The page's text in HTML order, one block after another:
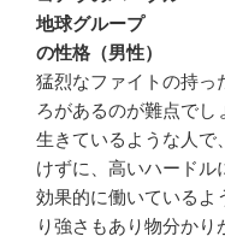
地球グループ
の性格（男性）
猛烈なファイトの持っ
ろがあるのが難点でし
生きているような人で
けずに、高いハードル
効果的に働いているよ
り強さもあり物分か